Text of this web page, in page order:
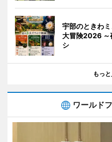
宇部のときわ
大冒険2026 ～
シ
もっ
ワールド